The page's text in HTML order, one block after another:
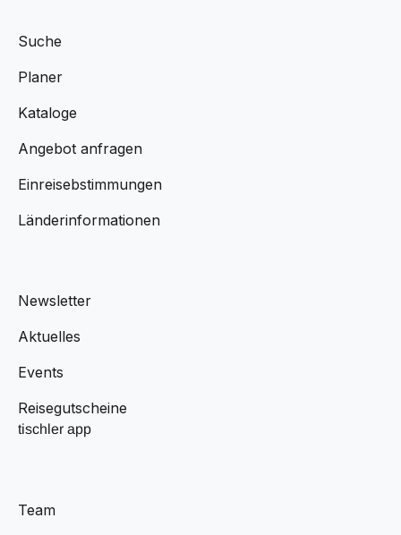
Suche
Planer
Kataloge
Angebot anfragen
Einreisebstimmungen
Länderinformationen
Newsletter
Aktuelles
Events
Reisegutscheine
tischler app
Team